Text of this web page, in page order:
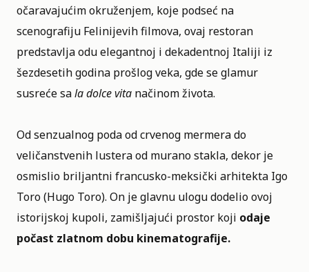
očaravajućim okruženjem, koje podseć na
scenografiju Felinijevih filmova, ovaj restoran
predstavlja odu elegantnoj i dekadentnoj Italiji iz
šezdesetih godina prošlog veka, gde se glamur
susreće sala dolce vita načinom života.
Od senzualnog poda od crvenog mermera do
veličanstvenih lustera od murano stakla, dekor je
osmislio briljantni francusko-meksički arhitekta Igo
Toro (Hugo Toro). On je glavnu ulogu dodelio ovoj
istorijskoj kupoli, zamišljajući prostor koji odaje
počast zlatnom dobu kinematografije.